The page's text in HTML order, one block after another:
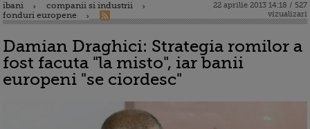
ibani
companii si industrii
fonduri europene
22 aprilie 2013 14:18 / 527
vizualizari
Damian Draghici: Strategia romilor a
fost facuta "la misto", iar banii
europeni "se ciordesc"